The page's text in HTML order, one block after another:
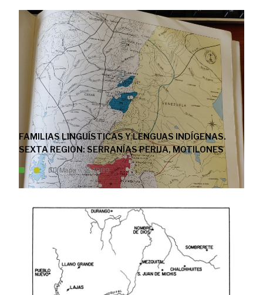
FAMILIAS LINGUÍSTICAS Y LENGUAS INDÍGENAS.
SEXTA REGION: SERRANÍAS PERIJA, MOTILONES
Mapa 1989